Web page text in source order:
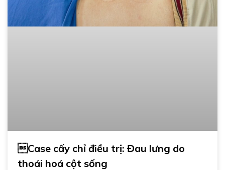
Case cấy chỉ điều trị: Đau lưng do
thoái hoá cột sống